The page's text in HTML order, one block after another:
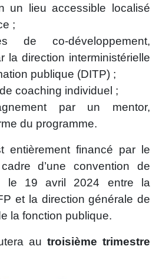
un lieu accessible localisé
;
de co-développement,
la direction interministérielle
publique (DITP) ;
coaching individuel ;
par un mentor,
du programme.
entièrement financé par le
d’une convention de
le 19 avril 2024 entre la
et la direction générale de
la fonction publique.
au troisième trimestre